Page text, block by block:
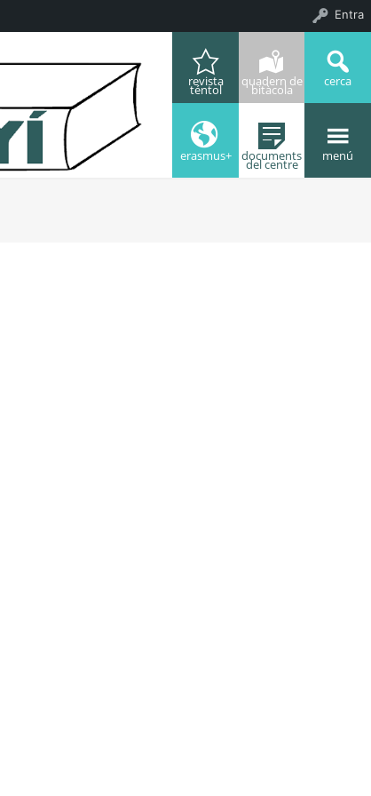
revista
téntol
quadern de
bitàcola
cerca
erasmus+ documents
del centre
menú
Entra